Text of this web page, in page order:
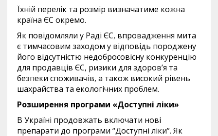
Їхній перелік та розмір визначатиме кожна
країна ЄС окремо.
Як повідомляли у Раді ЄС, впровадження мита
є тимчасовим заходом у відповідь породжену
його відсутністю недобросовісну конкуренцію
для продавців ЄС, ризики для здоров’я та
безпеки споживачів, а також високий рівень
шахрайства та екологічних проблем.
Розширення програми «Доступні ліки»
В Україні продовжать включати нові
препарати до програми “Доступні ліки”. Як